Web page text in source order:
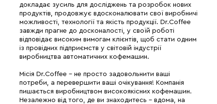
докладає зусиль для досліджень та розробок нових
продуктів, продовжує вдосконалювати свої виробничі
можливості, технології та якість продукції. Dr.Coffee
завжди прагне до досконалості, у своїй роботі
відповідає високим вимогам клієнтів, щоб стати одним
із провідних підприємств у світовій індустрії
виробництва автоматичних кофемашин.
Місія Dr.Coffee - не просто задовольнити ваші
потреби, а перевершити ваші очікування! Компанія
пишається виробництвом високоякісних кофемашин.
Незалежно від того, де ви знаходитесь - вдома, на